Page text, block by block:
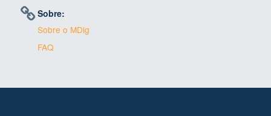
Sobre:
Sobre o MDig
FAQ